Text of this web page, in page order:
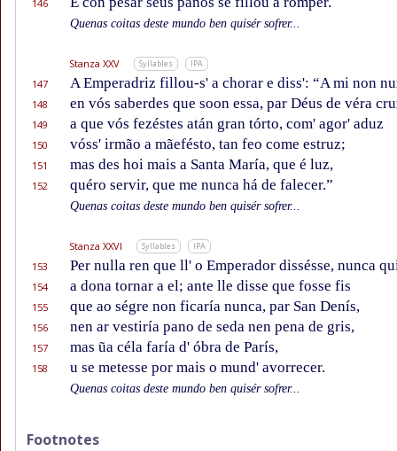
146
Quenas coitas deste mundo ben quisér sofrer...
Stanza XXV Syllables IPA
147 A Emperadriz fillou-s' a chorar e diss': “A mi non
148 en vós saberdes que soon essa, par Déus de véra
149 a que vós fezéstes atán gran tórto, com' agor' aduz
150 vóss' irmão a mãefésto, tan feo come estruz;
151 mas des hoi mais a Santa María, que é luz,
152 quéro servir, que me nunca há de falecer.”
Quenas coitas deste mundo ben quisér sofrer...
Stanza XXVI Syllables IPA
153 Per nulla ren que ll' o Emperador dissésse, nunca
154 a dona tornar a el; ante lle disse que fosse fis
155 que ao ségre non ficaría nunca, par San Denís,
156 nen ar vestiría pano de seda nen pena de gris,
157 mas ũa céla faría d' óbra de París,
158 u se metesse por mais o mund' avorrecer.
Quenas coitas deste mundo ben quisér sofrer...
Footnotes